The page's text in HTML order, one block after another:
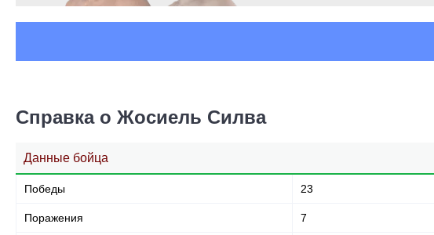
Справка о Жосиель Силва
Данные бойца
Победы 23
Поражения 7